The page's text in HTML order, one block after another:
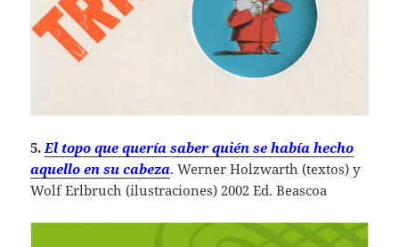
5. El topo que quería saber quién se había hecho
aquello en su cabeza. Werner Holzwarth (textos) y
Wolf Erlbruch (ilustraciones) 2002 Ed. Beascoa